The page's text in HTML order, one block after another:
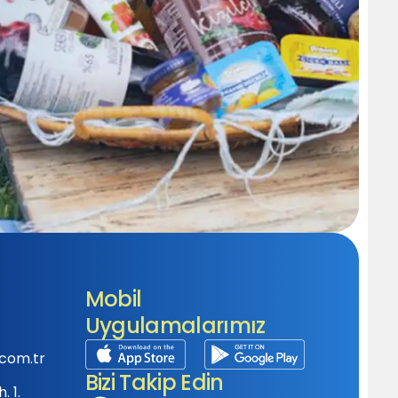
1.
Mobil
Uygulamalarımız
Bizi Takip Edin